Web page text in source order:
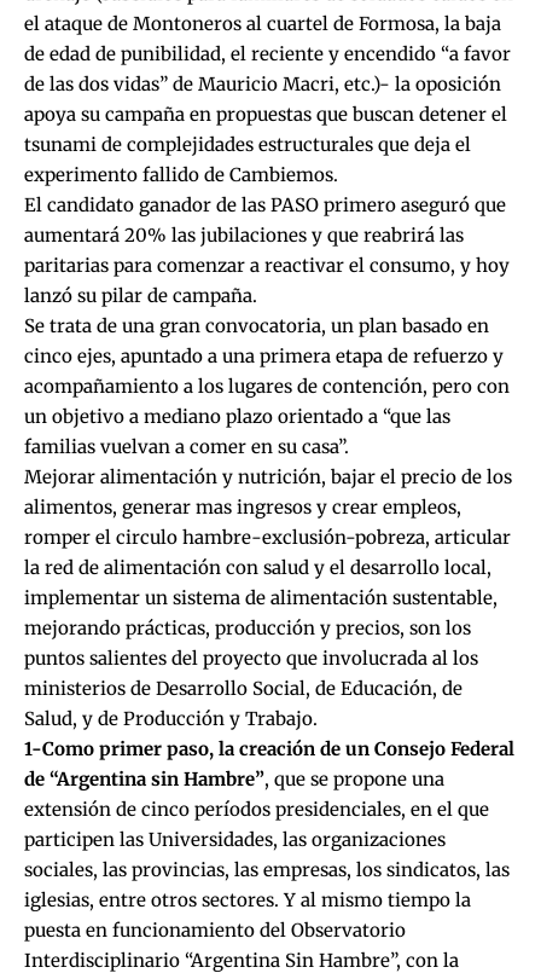
el ataque de Montoneros al cuartel de Formosa, la baja
de edad de punibilidad, el reciente y encendido “a favor
de las dos vidas” de Mauricio Macri, etc.)- la oposición
apoya su campaña en propuestas que buscan detener el
tsunami de complejidades estructurales que deja el
experimento fallido de Cambiemos.
El candidato ganador de las PASO primero aseguró que
aumentará 20% las jubilaciones y que reabrirá las
paritarias para comenzar a reactivar el consumo, y hoy
lanzó su pilar de campaña.
Se trata de una gran convocatoria, un plan basado en
cinco ejes, apuntado a una primera etapa de refuerzo y
acompañamiento a los lugares de contención, pero con
un objetivo a mediano plazo orientado a “que las
familias vuelvan a comer en su casa”.
Mejorar alimentación y nutrición, bajar el precio de los
alimentos, generar mas ingresos y crear empleos,
romper el circulo hambre-exclusión-pobreza, articular
la red de alimentación con salud y el desarrollo local,
implementar un sistema de alimentación sustentable,
mejorando prácticas, producción y precios, son los
puntos salientes del proyecto que involucrada al los
ministerios de Desarrollo Social, de Educación, de
Salud, y de Producción y Trabajo.
1-Como primer paso, la creación de un Consejo Federal
de “Argentina sin Hambre”, que se propone una
extensión de cinco períodos presidenciales, en el que
participen las Universidades, las organizaciones
sociales, las provincias, las empresas, los sindicatos, las
iglesias, entre otros sectores. Y al mismo tiempo la
puesta en funcionamiento del Observatorio
Interdisciplinario “Argentina Sin Hambre”, con la